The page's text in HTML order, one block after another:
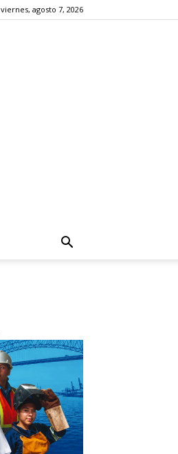
viernes, agosto 7, 2026